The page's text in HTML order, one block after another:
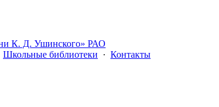
К. Д. Ушинского» РАО
Школьные библиотеки · Контакты